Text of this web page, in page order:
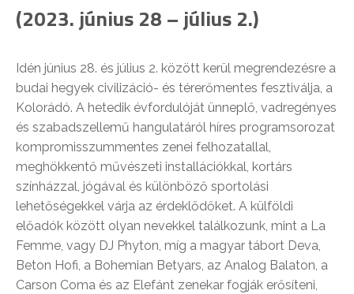
(2023. június 28 – július 2.)
Idén június 28. és július 2. között kerül megrendezésre a
budai hegyek civilizáció- és térerőmentes fesztiválja, a
Kolorádó. A hetedik évfordulóját ünneplő, vadregényes
és szabadszellemű hangulatáról híres programsorozat
kompromisszummentes zenei felhozatallal,
meghökkentő művészeti installációkkal, kortárs
színházzal, jógával és különböző sportolási
lehetőségekkel várja az érdeklődőket. A külföldi
előadók között olyan nevekkel találkozunk, mint a La
Femme, vagy DJ Phyton, míg a magyar tábort Deva,
Beton Hofi, a Bohemian Betyars, az Analog Balaton, a
Carson Coma és az Elefánt zenekar fogják erősíteni,